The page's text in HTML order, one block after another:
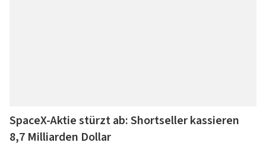
SpaceX-Aktie stürzt ab: Shortseller kassieren
8,7 Milliarden Dollar